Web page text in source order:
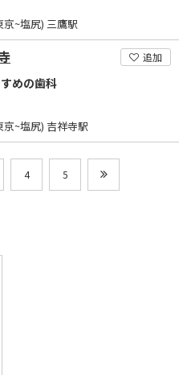
~塩尻) 三鷹駅
追加
めの歯科
~塩尻) 吉祥寺駅
4 5